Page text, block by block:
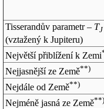
Tisserandův parametr – TJ
(vztažený k Jupiteru)
Největší přiblížení k Zemi
Nejjasnější ze Země**)
Nejdále od Země**)
Nejméně jasná ze Země**)